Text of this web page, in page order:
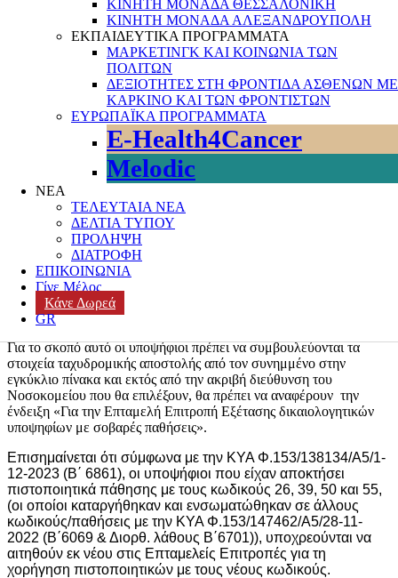
ΚΙΝΗΤΗ ΜΟΝΑΔΑ ΘΕΣΣΑΛΟΝΙΚΗ
ΚΙΝΗΤΗ ΜΟΝΑΔΑ ΑΛΕΞΑΝΔΡΟΥΠΟΛΗ
ΕΚΠΑΙΔΕΥΤΙΚΑ ΠΡΟΓΡΑΜΜΑΤΑ
ΜΑΡΚΕΤΙΝΓΚ ΚΑΙ ΚΟΙΝΩΝΙΑ ΤΩΝ
ΠΟΛΙΤΩΝ
ΔΕΞΙΟΤΗΤΕΣ ΣΤΗ ΦΡΟΝΤΙΔΑ ΑΣΘΕΝΩΝ ΜΕ
ΚΑΡΚΙΝΟ ΚΑΙ ΤΩΝ ΦΡΟΝΤΙΣΤΩΝ
ΕΥΡΩΠΑΪΚΑ ΠΡΟΓΡΑΜΜΑΤΑ
E-Health4Cancer
Melodic
ΝΕΑ
ΤΕΛΕΥΤΑΙΑ ΝΕΑ
ΔΕΛΤΙΑ ΤΥΠΟΥ
ΠΡΟΛΗΨΗ
ΔΙΑΤΡΟΦΗ
ΕΠΙΚΟΙΝΩΝΙΑ
Γίνε Μέλος
Κάνε Δωρεά
GR
ΠΑΝΕΛΛΑΔΙΚΕΣ ΕΞΕΤΑΣΕΙΣ,ΕΚΠΑΙΔΕΥΣΗ,ΕΛΛΑΔΑ,
ΕΞΕΛΙΞΕΙΣ,ΚΟΙΝΩΝΙΚΗ ΠΡΟΣΤΑΣΙΑ
Από το Υπουργείο Παιδείας, Θρησκευμάτων και Αθλητισμού
ανακοινώνεται ότι με την με αρ. πρωτ. Φ.152/141455/Α5/8-12-
2023 Εγκύκλιο, οι υποψήφιοι με σοβαρές παθήσεις που
ενδιαφέρονται να εισαχθούν στην Τριτοβάθμια Εκπαίδευση το
ακαδημαϊκό έτος 2024-2025, καλούνται να αποστείλουν
Αίτηση με τα απαραίτητα δικαιολογητικά από την 11
Δεκεμβρίου 2023 έως και την 31 Ιανουαρίου 2024 σε μια από
τις Επταμελείς Επιτροπές οι οποίες έχουν συγκροτηθεί σε 14
Νοσοκομεία της χώρας.
Η υποβολή της αίτησης και των δικαιολογητικών στις ανωτέρω
ημερομηνίες, γίνεταιταχυδρομικά με συστημένη επιστολή και
απόδειξη παραλαβής ή ταχυμεταφορά (courier) σε μία μόνο
από τις Επταμελείς Επιτροπές των Νοσοκομείων
καταληκτική ημερομηνία της ταχυδρομικής σήμανσης την 31η
Ιανουαρίου 2024.
Για το σκοπό αυτό οι υποψήφιοι πρέπει να συμβουλεύονται τα
στοιχεία ταχυδρομικής αποστολής από τον συνημμένο στην
εγκύκλιο πίνακα και εκτός από την ακριβή διεύθυνση του
Νοσοκομείου που θα επιλέξουν, θα πρέπει να αναφέρουν την
ένδειξη «Για την Επταμελή Επιτροπή Εξέτασης δικαιολογητικών
υποψηφίων με σοβαρές παθήσεις».
Επισημαίνεται ότι σύμφωνα με την ΚΥΑ Φ.153/138134/Α5/1-
12-2023 (Β΄ 6861), οι υποψήφιοι που είχαν αποκτήσει
πιστοποιητικά πάθησης με τους κωδικούς 26, 39, 50 και 55,
(οι οποίοι καταργήθηκαν και ενσωματώθηκαν σε άλλους
κωδικούς/παθήσεις με την ΚΥΑ Φ.153/147462/Α5/28-11-
2022 (Β΄6069 & Διορθ. λάθους Β΄6701)), υποχρεούνται να
αιτηθούν εκ νέου στις Επταμελείς Επιτροπές για τη
χορήγηση πιστοποιητικών με τους νέους κωδικούς.